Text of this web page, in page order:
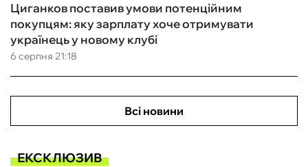
6 серпня 21:18
Циганков поставив умови потенційним
покупцям: яку зарплату хоче отримувати
українець у новому клубі
Всі новини
ЕКСКЛЮЗИВ